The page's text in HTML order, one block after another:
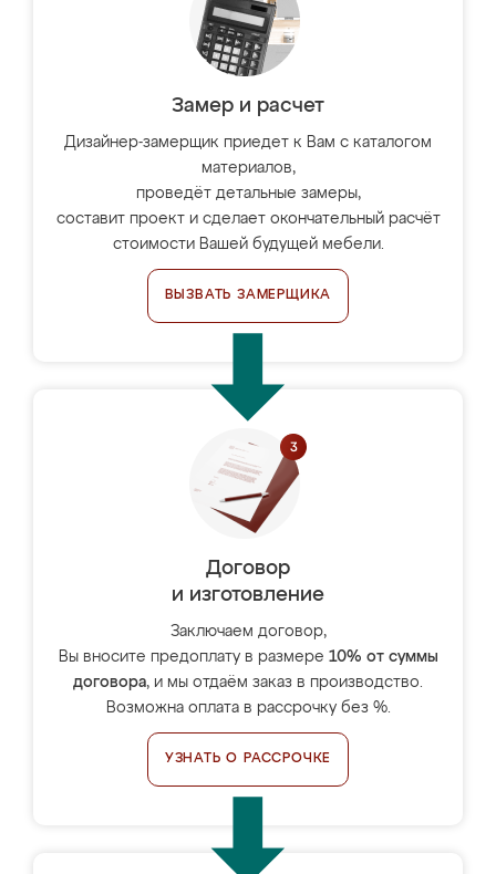
Замер и расчет
Дизайнер-замерщик приедет к Вам с каталогом
материалов,
проведёт детальные замеры,
составит проект и сделает окончательный расчёт
стоимости Вашей будущей мебели.
ВЫЗВАТЬ ЗАМЕРЩИКА
Договор
и изготовление
Заключаем договор,
Вы вносите предоплату в размере 10% от суммы
договора, и мы отдаём заказ в производство.
Возможна оплата в рассрочку без %.
УЗНАТЬ О РАССРОЧКЕ